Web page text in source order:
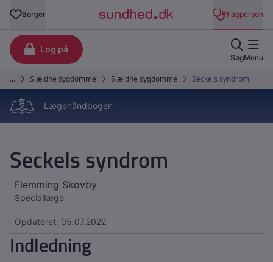
Lægehåndbogen
Seckels syndrom
Flemming Skovby
Speciallæge
Opdateret: 05.07.2022
Indledning